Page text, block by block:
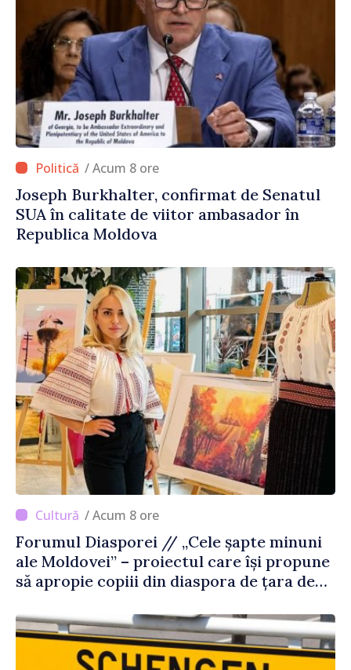
/ Acum 8 ore
Joseph Burkhalter, confirmat de Senatul
SUA în calitate de viitor ambasador în
Republica Moldova
/ Acum 8 ore
Forumul Diasporei // „Cele șapte minuni
ale Moldovei” – proiectul care își propune
să apropie copiii din diaspora de țara de